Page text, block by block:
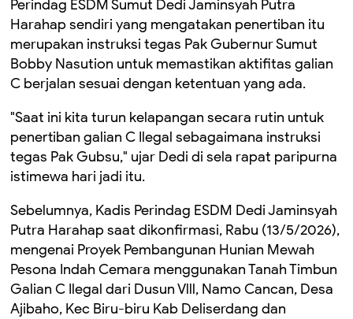
Perindag ESDM Sumut Dedi Jaminsyah Putra
Harahap sendiri yang mengatakan penertiban itu
merupakan instruksi tegas Pak Gubernur Sumut
Bobby Nasution untuk memastikan aktifitas galian
C berjalan sesuai dengan ketentuan yang ada.
"Saat ini kita turun kelapangan secara rutin untuk
penertiban galian C Ilegal sebagaimana instruksi
tegas Pak Gubsu," ujar Dedi di sela rapat paripurna
istimewa hari jadi itu.
Sebelumnya, Kadis Perindag ESDM Dedi Jaminsyah
Putra Harahap saat dikonfirmasi, Rabu (13/5/2026),
mengenai Proyek Pembangunan Hunian Mewah
Pesona Indah Cemara menggunakan Tanah Timbun
Galian C Ilegal dari Dusun Vlll, Namo Cancan, Desa
Ajibaho, Kec Biru-biru Kab Deliserdang dan